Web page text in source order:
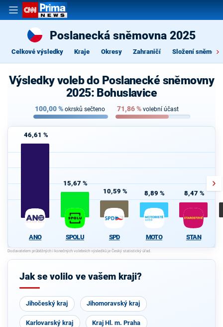
Poslanecká sněmovna 2025
Celkové výsledky Kraje Okresy Zahraničí Složení
Výsledky voleb do Poslanecké sněmovny
2025: Bohuslavice
100,00% okrsků sečteno 71,86% volební účast
46,61 %
ANO
15,67 %
SPOLU
10,59 %
SPD
8,89 %
MOTO
8,47 %
STAN
Jak se volilo ve vašem kraji?
Jihočeský kraj Jihomoravský kraj
Karlovarský kraj Kraj Hl. m. Praha